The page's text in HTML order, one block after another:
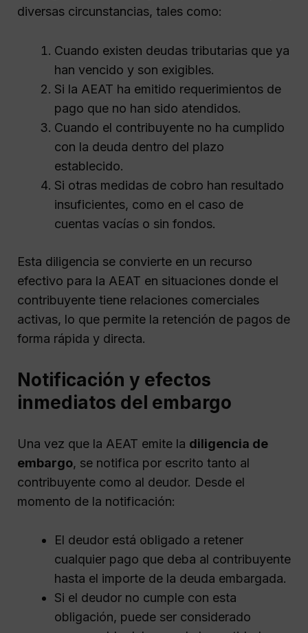
diversas circunstancias, tales como:
Cuando existen deudas tributarias que ya
han vencido y son exigibles.
Si la AEAT ha emitido requerimientos de
pago que no han sido atendidos.
Cuando el contribuyente no ha cumplido
con la deuda dentro del plazo
establecido.
Si otras medidas de cobro han resultado
insuficientes, como en el caso de
cuentas vacías o sin fondos.
Esta diligencia se convierte en un recurso
efectivo para la AEAT en situaciones donde el
contribuyente tiene relaciones comerciales
activas, lo que permite la retención de pagos de
forma rápida y directa.
Notificación y efectos
inmediatos del embargo
Una vez que la AEAT emite la diligencia de
embargo, se notifica por escrito tanto al
contribuyente como al deudor. Desde el
momento de la notificación:
El deudor está obligado a retener
cualquier pago que deba al contribuyente
hasta el importe de la deuda embargada.
Si el deudor no cumple con esta
obligación, puede ser considerado